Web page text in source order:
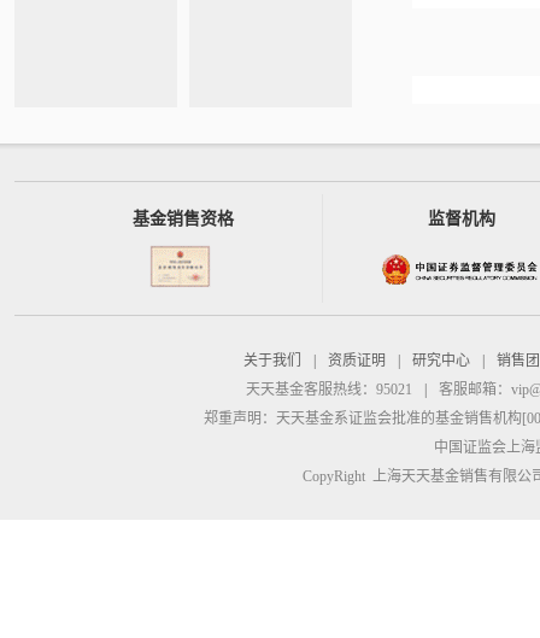
基金销售资格 监督机构
关于我们 资质证明 研究中心
销售
天天基金客服热线：95021
客服邮箱：
郑重声明： 天天基金系证监会批准的基金销售机构
中国证监会上
CopyRight 上海天天基金销售有限